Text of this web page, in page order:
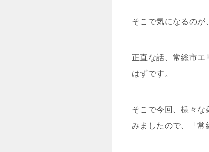
そこで気になるのが
正直な話、常総市
はずです。
そこで今回、様々
みましたので、「常